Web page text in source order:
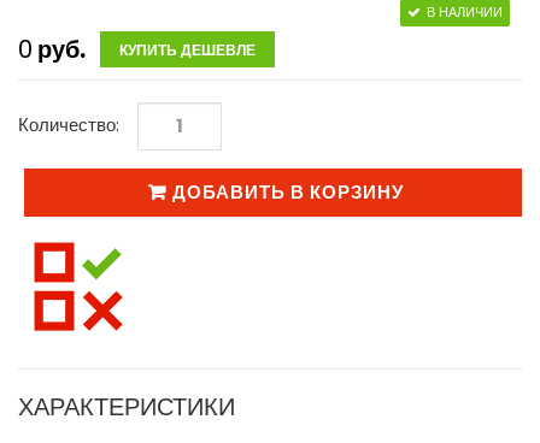
0 руб. КУПИТЬ ДЕШЕВЛЕ
В НАЛИЧИИ
Количество:
ДОБАВИТЬ В КОРЗИНУ
ХАРАКТЕРИСТИКИ